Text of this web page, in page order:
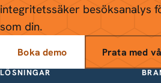
integritetssäker besöksanalys
som din.
Boka demo Prata med
LÖSNINGAR